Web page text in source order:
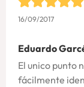
16/09/2017
Eduardo
El unico punto
fácilmente